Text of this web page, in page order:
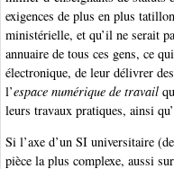
exigences de plus en plus
ministérielle, et qu’il ne serait
annuaire de tous ces gens, ce
électronique, de leur délivrer
l’espace numérique de travail
leurs travaux pratiques, ainsi
Si l’axe d’un SI universitaire
pièce la plus complexe, aussi